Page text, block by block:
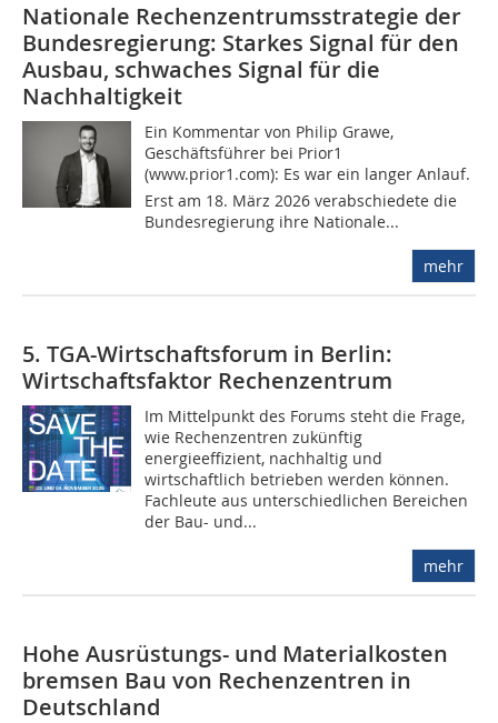
Nationale Rechenzentrumsstrategie der
Bundesregierung: Starkes Signal für den
Ausbau, schwaches Signal für die
Nachhaltigkeit
Ein Kommentar von Philip Grawe,
Geschäftsführer bei Prior1
(www.prior1.com): Es war ein langer Anlauf.
Erst am 18. März 2026 verabschiedete die
Bundesregierung ihre Nationale...
mehr
5. TGA-Wirtschaftsforum in Berlin:
Wirtschaftsfaktor Rechenzentrum
Im Mittelpunkt des Forums steht die Frage,
wie Rechenzentren zukünftig
energieeffizient, nachhaltig und
wirtschaftlich betrieben werden können.
Fachleute aus unterschiedlichen Bereichen
der Bau- und...
mehr
Hohe Ausrüstungs- und Materialkosten
bremsen Bau von Rechenzentren in
Deutschland